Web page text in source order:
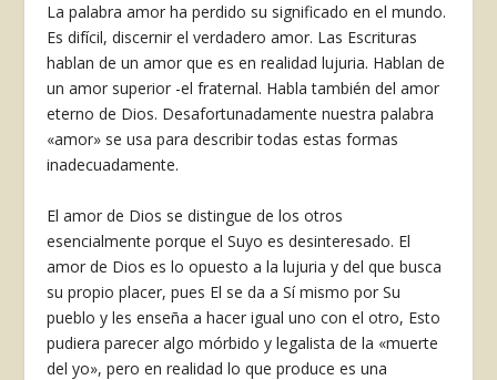
La palabra amor ha perdido su sig­nificado en el mundo.
Es difícil, dis­cernir el verdadero amor. Las Escri­turas
hablan de un amor que es en rea­lidad lujuria. Hablan de
un amor superior -el fraternal. Habla también del amor
eterno de Dios. Desafortu­nadamente nuestra palabra
«amor» se usa para describir todas estas formas
inadecuadamente.
El amor de Dios se distingue de los otros
esencialmente porque el Suyo es desinteresado. El
amor de Dios es lo opuesto a la lujuria y del que busca
su propio placer, pues El se da a Sí mis­mo por Su
pueblo y les enseña a hacer igual uno con el otro, Esto
pudiera parecer algo mórbido y legalista de la «muerte
del yo», pero en realidad lo que produce es una